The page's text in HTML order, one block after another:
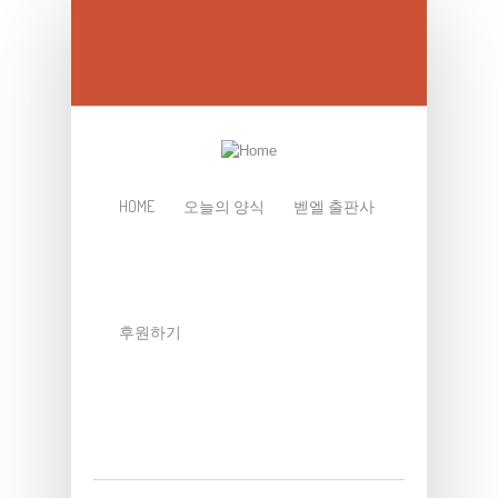
HOME 오늘의 양식 벧엘 출판사
후원하기